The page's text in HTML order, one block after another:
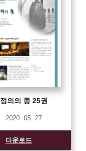
정의의 종 25권
2020. 05. 27
다운로드